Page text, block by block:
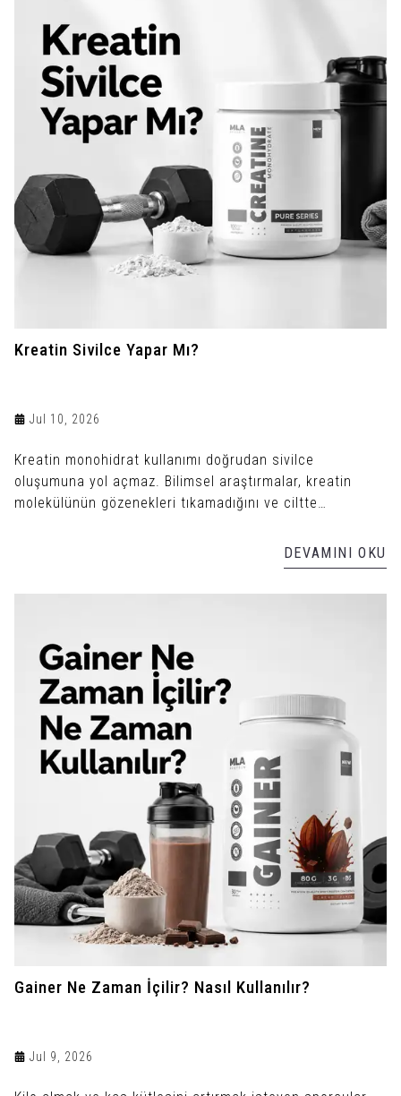
Kreatin Sivilce Yapar Mı?
Jul 10, 2026
Kreatin monohidrat kullanımı doğrudan sivilce
oluşumuna yol açmaz. Bilimsel araştırmalar, kreatin
molekülünün gözenekleri tıkamadığını ve ciltte
DEVAMINI OKU
Gainer Ne Zaman İçilir? Nasıl Kullanılır?
Jul 9, 2026